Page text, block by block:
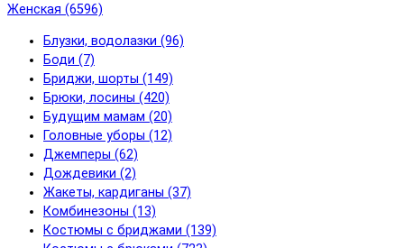
Женская (6596)
Блузки, водолазки (96)
Боди (7)
Бриджи, шорты (149)
Брюки, лосины (420)
Будущим мамам (20)
Головные уборы (12)
Джемперы (62)
Дождевики (2)
Жакеты, кардиганы (37)
Комбинезоны (13)
Костюмы с бриджами (139)